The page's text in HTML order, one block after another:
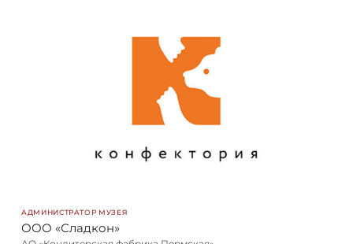
АДМИНИСТРАТОР МУЗЕЯ
ООО «Сладкон»